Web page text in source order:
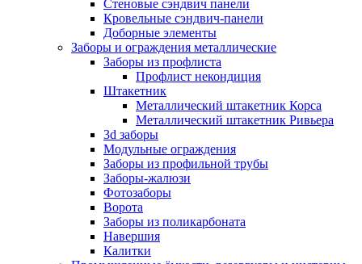
Стеновые сэндвич панели
Кровельные сэндвич-панели
Доборные элементы
Заборы и ограждения металлические
Заборы из профлиста
Профлист некондиция
Штакетник
Металлический штакетник Корса
Металлический штакетник Ривьера
3d заборы
Модульные ограждения
Заборы из профильной трубы
Заборы-жалюзи
Фотозаборы
Ворота
Заборы из поликарбоната
Навершия
Калитки